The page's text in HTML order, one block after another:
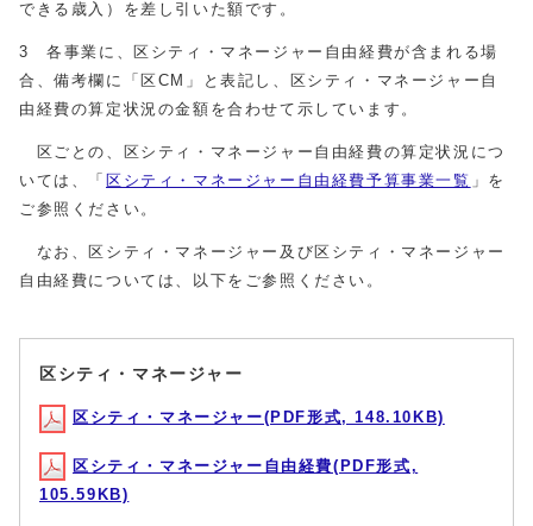
できる歳入）を差し引いた額です。
3 各事業に、区シティ・マネージャー自由経費が含まれる場
合、備考欄に「区CM」と表記し、区シティ・マネージャー自
由経費の算定状況の金額を合わせて示しています。
区ごとの、区シティ・マネージャー自由経費の算定状況につ
いては、「 区シティ・マネージャー自由経費予算事業一覧 」を
ご参照ください。
なお、区シティ・マネージャー及び区シティ・マネージャー
自由経費については、以下をご参照ください。
区シティ・マネージャー
区シティ・マネージャー(PDF形式, 148.10KB)
区シティ・マネージャー自由経費(PDF形式,
105.59KB)